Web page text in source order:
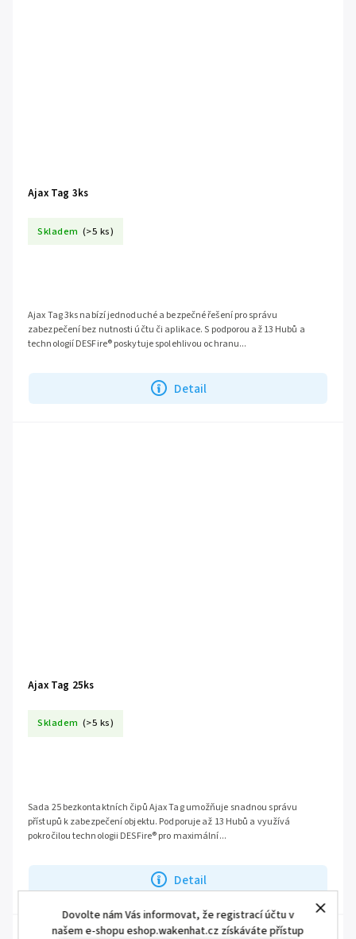
Dovolte nám Vás informovat, že registrací účtu v
našem e-shopu eshop.wakenhat.cz získáváte přístup
Ajax Tag 3ks
Skladem (>5 ks)
Detail
Ajax Tag 3ks nabízí jednoduché a bezpečné řešení pro správu
zabezpečení bez nutnosti účtu či aplikace. S podporou až 13 Hubů a
technologií DESFire® poskytuje spolehlivou ochranu...
Ajax Tag 25ks
Skladem (>5 ks)
Detail
Sada 25 bezkontaktních čipů Ajax Tag umožňuje snadnou správu
přístupů k zabezpečení objektu. Podporuje až 13 Hubů a využívá
pokročilou technologii DESFire® pro maximální...